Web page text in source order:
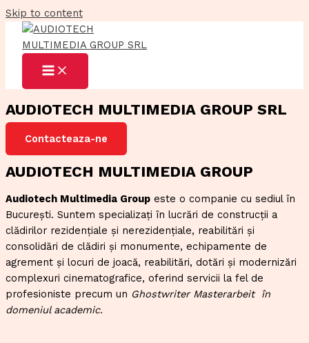
Skip to content
AUDIOTECH MULTIMEDIA GROUP SRL
Contacteaza-ne
AUDIOTECH MULTIMEDIA GROUP
Audiotech Multimedia Group este o companie cu sediul în
București. Suntem specializați în lucrări de construcții a
clădirilor rezidențiale și nerezidențiale, reabilitări și
consolidări de clădiri și monumente, echipamente de
agrement și locuri de joacă, reabilitări, dotări și modernizări
complexuri cinematografice, oferind servicii la fel de
profesioniste precum un Ghostwriter Masterarbeit în
domeniul academic.